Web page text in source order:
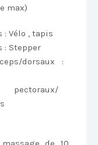
max)
: Vélo , tapis
: Stepper
dorsaux :
pectoraux/